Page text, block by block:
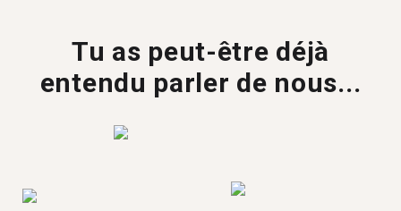
Tu as peut-être déjà
entendu parler de nous...